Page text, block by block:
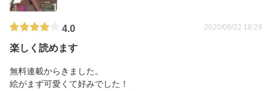
4.0 2020/08/22 18:29
楽しく読めます
無料連載からきました。
絵がまず可愛くて好みでした！